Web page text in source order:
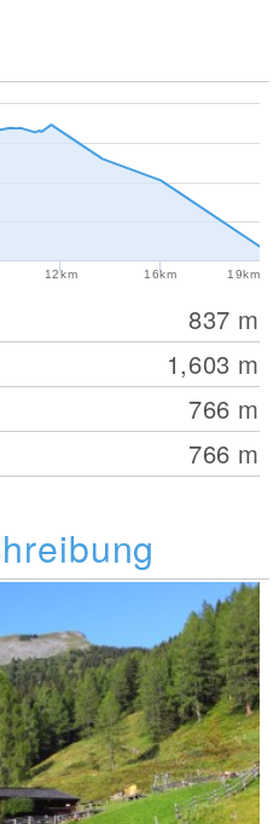
12km 16km 19km
837 m
1,603 m
766 m
766 m